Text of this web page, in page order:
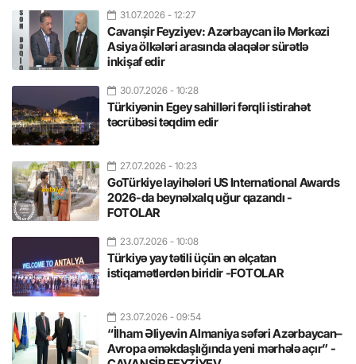
31.07.2026 - 12:27
Cavanşir Feyziyev: Azərbaycan ilə Mərkəzi
Asiya ölkələri arasında əlaqələr sürətlə
inkişaf edir
30.07.2026 - 10:28
Türkiyənin Egey sahilləri fərqli istirahət
təcrübəsi təqdim edir
27.07.2026 - 10:23
GoTürkiye layihələri US International Awards
2026-da beynəlxalq uğur qazandı -
FOTOLAR
23.07.2026 - 10:08
Türkiyə yay tətili üçün ən əlçatan
istiqamətlərdən biridir -FOTOLAR
23.07.2026 - 09:54
“İlham Əliyevin Almaniya səfəri Azərbaycan–
Avropa əməkdaşlığında yeni mərhələ açır” -